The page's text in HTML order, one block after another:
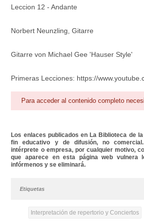
Leccion 12 - Andante
Norbert Neunzling, Gitarre
Gitarre von Michael Gee 'Hauser Style'
Primeras Lecciones: https://
Para acceder al contenido completo
Los enlaces publicados en La Biblioteca de
fin educativo y de difusión, no
intérprete o empresa, por cualquier motivo,
que aparece en esta página web vulnera
infórmenos y se eliminará.
Etiquetas
Interpretación de repertorio y Conciertos